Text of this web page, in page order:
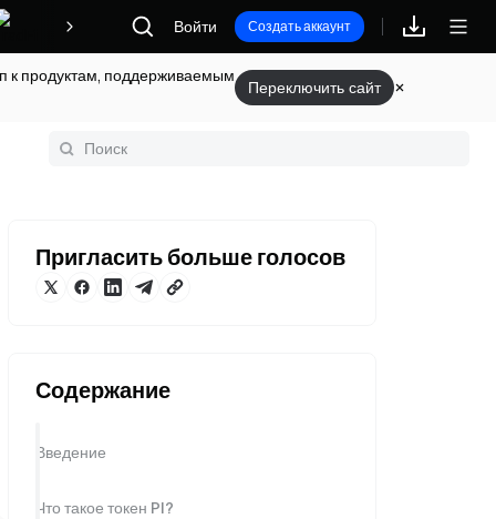
Награды
Войти Создать аккаунт
к продуктам, поддерживаемым
Переключить сайт
Пригласить больше голосов
Содержание
Введение
Что такое токен PI?